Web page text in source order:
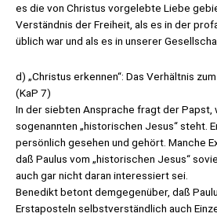
es die von Christus vorgelebte Liebe
Verständnis der Freiheit, als es in der
üblich war und als es in unserer
d) „Christus erkennen“: Das Verhältnis
(KaP 7)
In der siebten Ansprache fragt der Papst,
sogenannten „historischen Jesus“ steht.
persönlich gesehen und gehört. Manche
daß Paulus vom „historischen Jesus“
auch gar nicht daran interessiert sei.
Benedikt betont demgegenüber, daß
Erstaposteln selbstverständlich auch